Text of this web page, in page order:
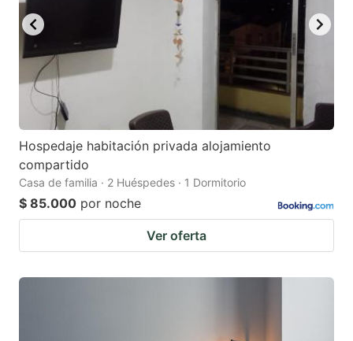
Hospedaje habitación privada alojamiento
compartido
Casa de familia · 2 Huéspedes · 1 Dormitorio
$ 85.000 por noche
Ver oferta